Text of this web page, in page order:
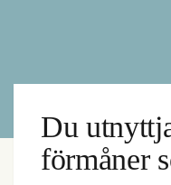
Du
förmåner